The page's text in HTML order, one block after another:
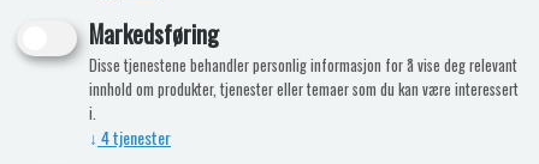
Markedsføring
Disse tjenestene behandler personlig informasjon for å vise deg relevant
innhold om produkter, tjenester eller temaer som du kan være interessert
i.
↓ 4tjenester